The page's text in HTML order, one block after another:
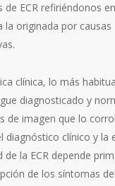
de ECR refiriéndonos
la originada por causas
clínica, lo más
diagnosticado y
de imagen que lo
diagnóstico clínico y la
de la ECR depende
de los síntomas